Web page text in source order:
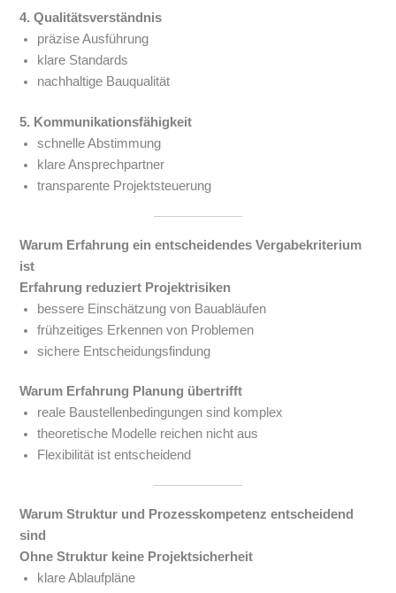
4. Qualitätsverständnis
präzise Ausführung
klare Standards
nachhaltige Bauqualität
5. Kommunikationsfähigkeit
schnelle Abstimmung
klare Ansprechpartner
transparente Projektsteuerung
Warum Erfahrung ein entscheidendes Vergabekriterium
ist
Erfahrung reduziert Projektrisiken
bessere Einschätzung von Bauabläufen
frühzeitiges Erkennen von Problemen
sichere Entscheidungsfindung
Warum Erfahrung Planung übertrifft
reale Baustellenbedingungen sind komplex
theoretische Modelle reichen nicht aus
Flexibilität ist entscheidend
Warum Struktur und Prozesskompetenz entscheidend
sind
Ohne Struktur keine Projektsicherheit
klare Ablaufpläne